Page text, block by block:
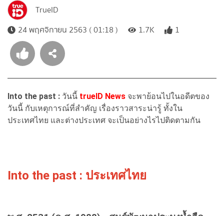
TrueID
24 พฤศจิกายน 2563 ( 01:18 )
1.7K 1
Into the past : วันนี้ trueID News จะพาย้อนไปในอดีตของ
วันนี้ กับเหตุการณ์ที่สำคัญ เรื่องราวสาระน่ารู้ ทั้งใน
ประเทศไทย และต่างประเทศ จะเป็นอย่างไรไปติดตามกัน
Into the past : ประเทศไทย